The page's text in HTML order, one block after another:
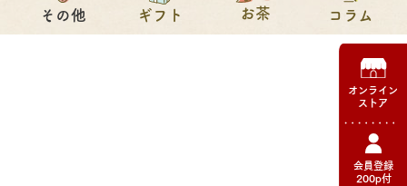
その他 ギフト お茶 コラム
オンライン
ストア
会員登録
200p付